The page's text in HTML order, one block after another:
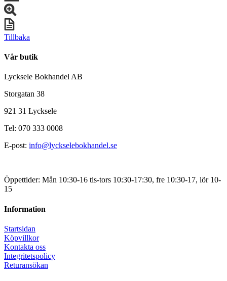
Tillbaka
Vår butik
Lycksele Bokhandel AB
Storgatan 38
921 31 Lycksele
Tel: 070 333 0008
E-post: info@lyckselebokhandel.se
Öppettider: Mån 10:30-16 tis-tors 10:30-17:30, fre 10:30-17, lör 10-
15
Information
Startsidan
Köpvillkor
Kontakta oss
Integritetspolicy
Returansökan